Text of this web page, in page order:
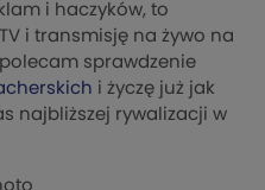
i haczyków, to
i transmisję na żywo na
sprawdzenie
i życzę już jak
najbliższej rywalizacji w